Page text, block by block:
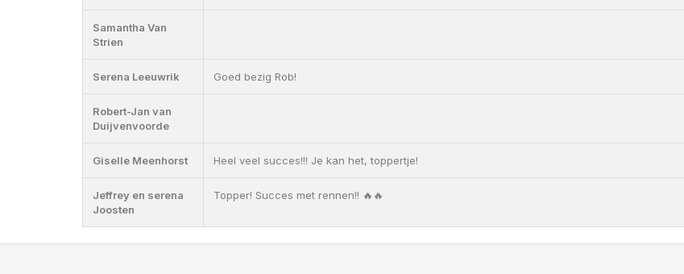
Samantha Van
Strien
Serena Leeuwrik Goed bezig Rob!
Robert-Jan van
Duijvenvoorde
Giselle Meenhorst Heel veel succes!!! Je kan het, toppertje!
Jeffrey en serena
Joosten
Topper! Succes met rennen!! 🔥🔥